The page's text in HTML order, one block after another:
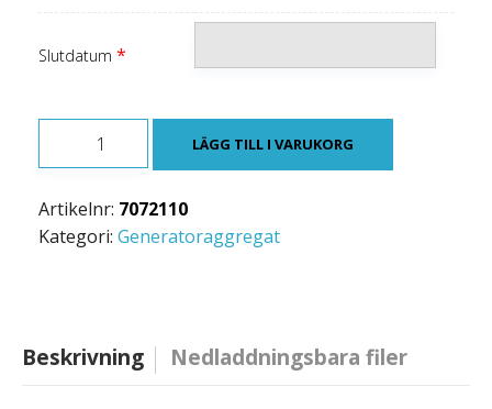
Slutdatum *
220V
mängd
LÄGG TILL I VARUKORG
Artikelnr: 7072110
Kategori: Generatoraggregat
Beskrivning Nedladdningsbara filer